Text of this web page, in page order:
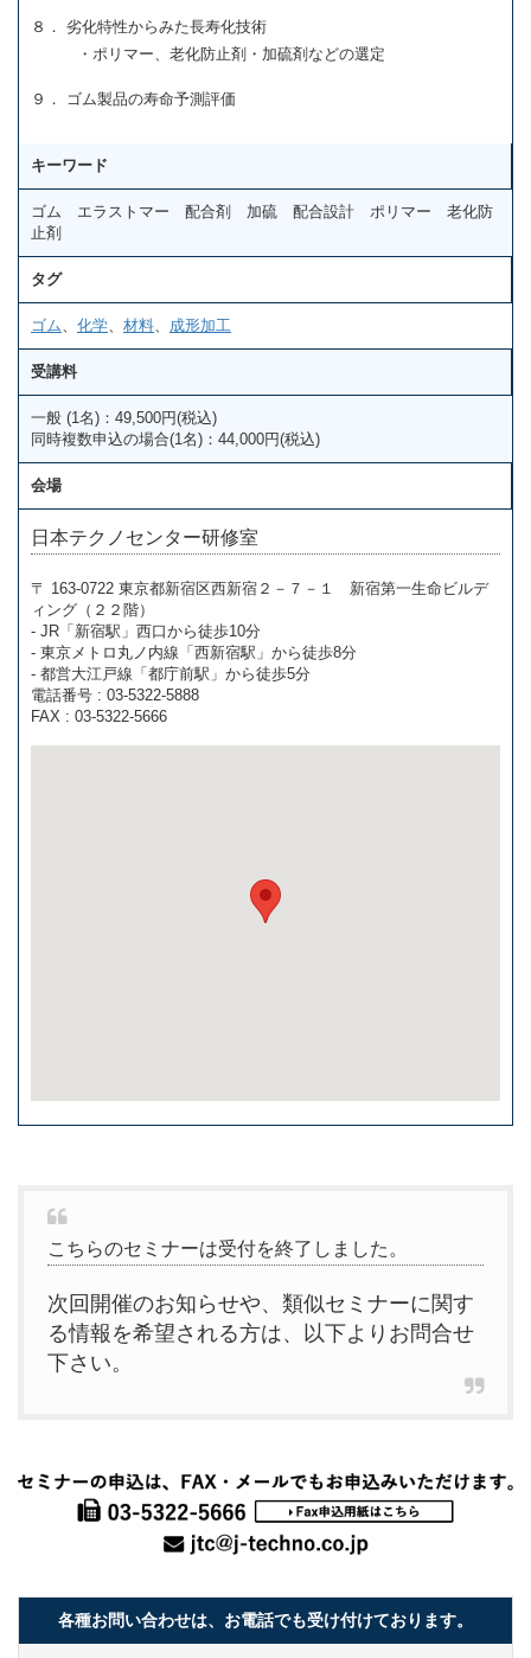
８． 劣化特性からみた長寿化技術
・ポリマー、老化防止剤・加硫剤などの選定
９． ゴム製品の寿命予測評価
キーワード
ゴム エラストマー 配合剤 加硫 配合設計 ポリマー 老化防
止剤
タグ
ゴム、 化学、 材料、 成形加工
受講料
一般 (1名)：49,500円(税込)
同時複数申込の場合(1名)：44,000円(税込)
会場
日本テクノセンター研修室
〒 163-0722 東京都新宿区西新宿２－７－１ 新宿第一生命ビルデ
ィング（２２階）
- JR「新宿駅」西口から徒歩10分
- 東京メトロ丸ノ内線「西新宿駅」から徒歩8分
- 都営大江戸線「都庁前駅」から徒歩5分
電話番号 : 03-5322-5888
FAX : 03-5322-5666
こちらのセミナーは受付を終了しました。
次回開催のお知らせや、類似セミナーに関す
る情報を希望される方は、以下よりお問合せ
下さい。
各種お問い合わせは、お電話でも受け付けております。